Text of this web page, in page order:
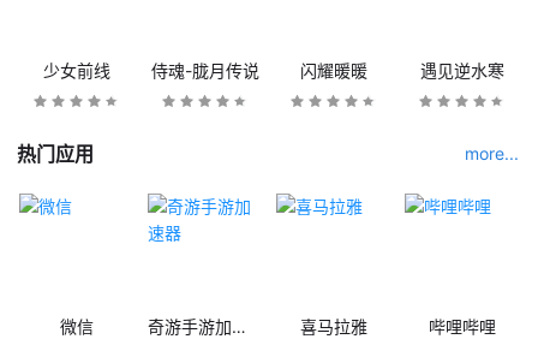
少女前线 侍魂-胧月传说 闪耀暖暖 遇见逆水寒
热门应用 more...
微信 奇游手游加速器 喜马拉雅 哔哩哔哩